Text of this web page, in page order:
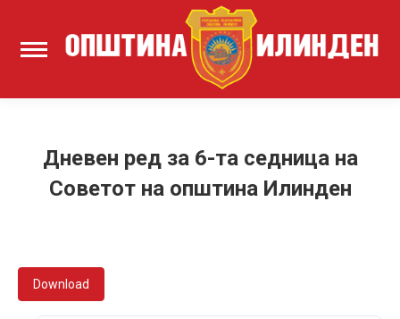
Дневен ред за 6-та седница на
Советот на општина Илинден
Download